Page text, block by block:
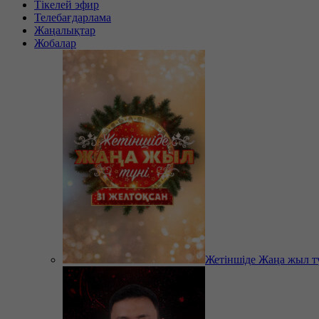
Тікелей эфир
Телебағдарлама
Жаңалықтар
Жобалар
Жетіншіде Жаңа жыл